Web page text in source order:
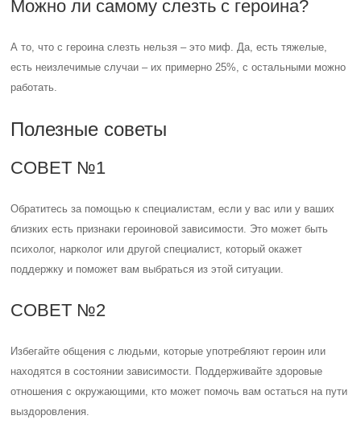
Можно ли самому слезть с героина?
А то, что с героина слезть нельзя – это миф. Да, есть тяжелые,
есть неизлечимые случаи – их примерно 25%, с остальными можно
работать.
Полезные советы
СОВЕТ №1
Обратитесь за помощью к специалистам, если у вас или у ваших
близких есть признаки героиновой зависимости. Это может быть
психолог, нарколог или другой специалист, который окажет
поддержку и поможет вам выбраться из этой ситуации.
СОВЕТ №2
Избегайте общения с людьми, которые употребляют героин или
находятся в состоянии зависимости. Поддерживайте здоровые
отношения с окружающими, кто может помочь вам остаться на пути
выздоровления.